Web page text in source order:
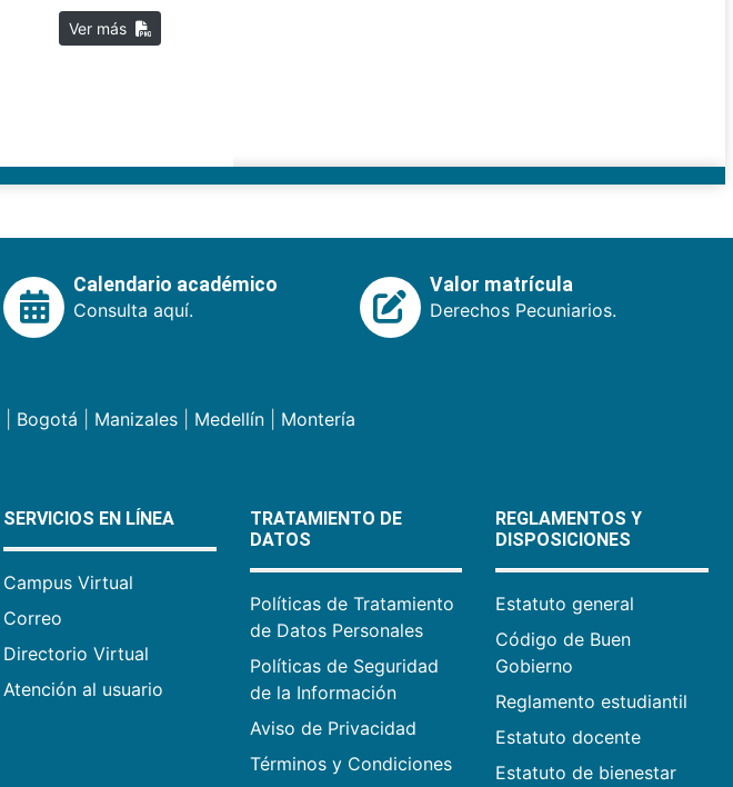
Calendario académico
Consulta aquí.
Valor matrícula
Derechos Pecuniarios.
Bogotá Manizales| Medellín| Montería
SERVICIOS EN LÍNEA
Campus Virtual
Correo
Directorio Virtual
Atención al usuario
TRATAMIENTO DE
DATOS
Políticas de Tratamiento
de Datos Personales
Políticas de Seguridad
de la Información
Aviso de Privacidad
Términos y Condiciones
REGLAMENTOS Y
DISPOSICIONES
Estatuto general
Código de Buen
Gobierno
Reglamento estudiantil
Estatuto docente
Estatuto de bienestar